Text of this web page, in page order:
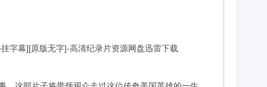
字幕][原版无字]-高清纪录片资源网盘迅雷下载